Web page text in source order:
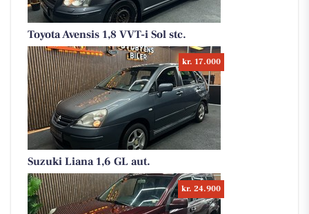
Toyota Avensis 1,8 VVT-i Sol stc.
kr. 17.000
Suzuki Liana 1,6 GL aut.
kr. 24.900